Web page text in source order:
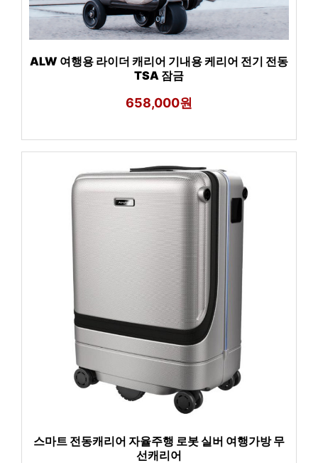
ALW 여행용 라이더 캐리어 기내용 케리어 전기 전동
TSA 잠금
658,000원
스마트 전동캐리어 자율주행 로봇 실버 여행가방 무
선캐리어